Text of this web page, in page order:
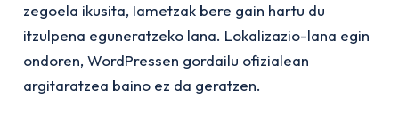
zegoela ikusita, Iametzak bere gain hartu du
itzulpena eguneratzeko lana. Lokalizazio-lana egin
ondoren, WordPressen gordailu ofizialean
argitaratzea baino ez da geratzen.